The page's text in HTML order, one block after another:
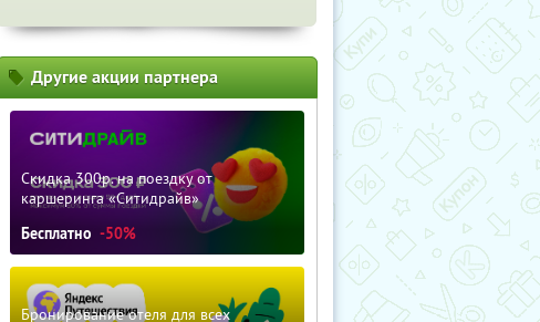
Другие акции партнера
Скидка 300р. на поездку от
каршеринга «Ситидрайв»
Бесплатно -50%
Бронирование отеля для всех